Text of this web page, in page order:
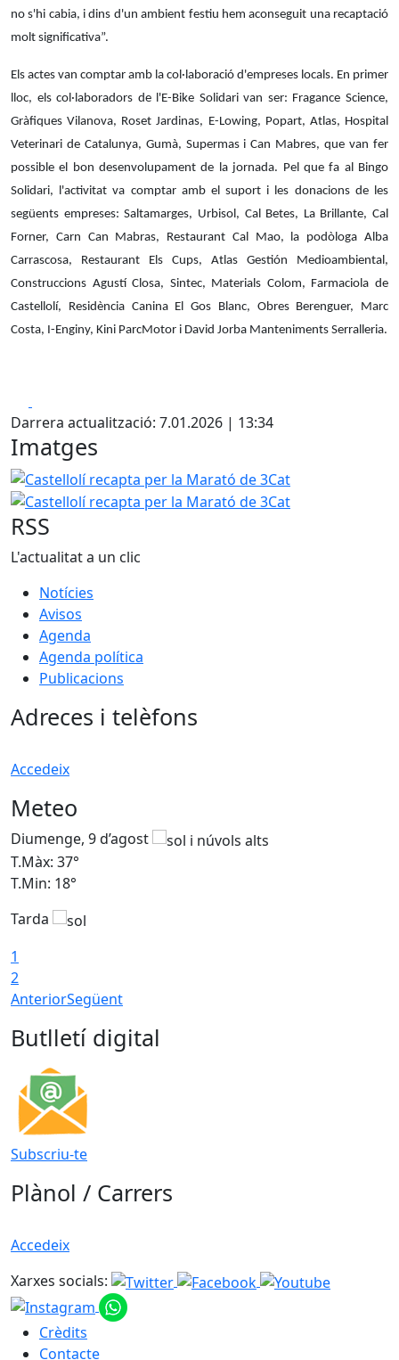
no s'hi cabia, i dins d'un ambient festiu hem aconseguit una recaptació
molt significativa”.
Els actes van comptar amb la col·laboració d'empreses locals. En primer
lloc, els col·laboradors de l'E-Bike Solidari van ser: Fragance Science,
Gràfiques Vilanova, Roset Jardinas, E-Lowing, Popart, Atlas, Hospital
Veterinari de Catalunya, Gumà, Supermas i Can Mabres, que van fer
possible el bon desenvolupament de la jornada. Pel que fa al Bingo
Solidari, l'activitat va comptar amb el suport i les donacions de les
següents empreses: Saltamarges, Urbisol, Cal Betes, La Brillante, Cal
Forner, Carn Can Mabras, Restaurant Cal Mao, la podòloga Alba
Carrascosa, Restaurant Els Cups, Atlas Gestión Medioambiental,
Construccions Agustí Closa, Sintec, Materials Colom, Farmaciola de
Castellolí, Residència Canina El Gos Blanc, Obres Berenguer, Marc
Costa, I-Enginy, Kini ParcMotor i David Jorba Manteniments Serralleria.
Darrera actualització: 7.01.2026 | 13:34
Imatges
Castellolí recapta per la Marató de 3Cat Castellolí
RSS
L'actualitat a un clic
Notícies
Avisos
Agenda
Agenda política
Publicacions
Adreces i telèfons
Accedeix
Meteo
Diumenge, 9 d’agost
T.Màx: 37°
T.Min: 18°
Tarda
1
2
AnteriorSegüent
Butlletí digital
Subscriu-te
Plànol / Carrers
Accedeix
Xarxes socials:
Crèdits
Contacte